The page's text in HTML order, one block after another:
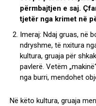
përmbajtjen e saj.
tjetër nga krimet në
Imeraj: Ndaj gruas, në
ndryshme, të nxitura
kultura, gruaja për
pavlerë. Vetëm
nga burri, mendohet
Në këto kultura, gruaja